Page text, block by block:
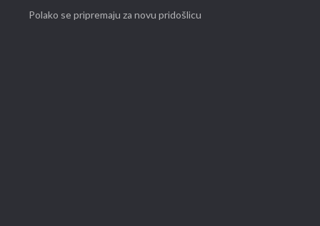
Polako se pripremaju za novu pridošlicu